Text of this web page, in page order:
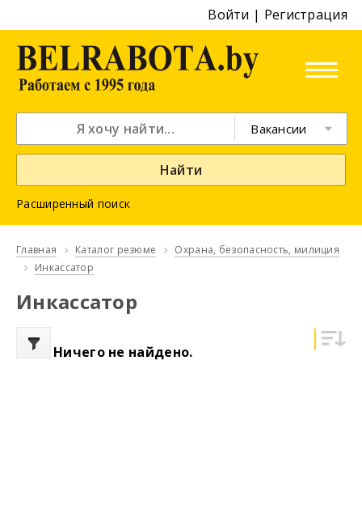
Войти | Регистрация
Вакансии
Найти
Расширенный поиск
Главная Каталог резюме
Охрана, безопасность, милиция
Инкассатор
Инкассатор
Ничего не найдено.